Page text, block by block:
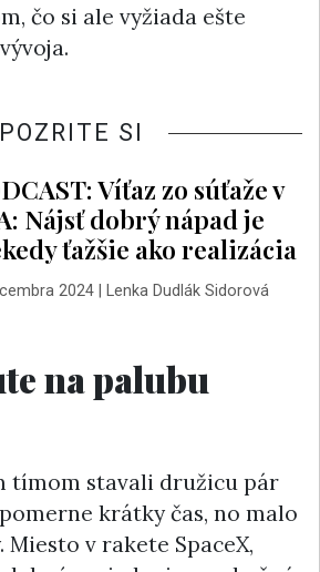
čo si ale vyžiada ešte
POZRITE SI
Víťaz zo súťaže v
Nájsť dobrý nápad je
ťažšie ako realizácia
2024| Lenka Dudlák Sidorová
na palubu
tímom stavali družicu pár
krátky čas, no malo
Miesto v rakete SpaceX,